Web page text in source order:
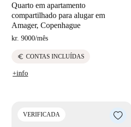
Quarto em apartamento
compartilhado para alugar em
Amager, Copenhague
kr. 9000/mês
euro CONTAS INCLUÍDAS
+info
VERIFICADA